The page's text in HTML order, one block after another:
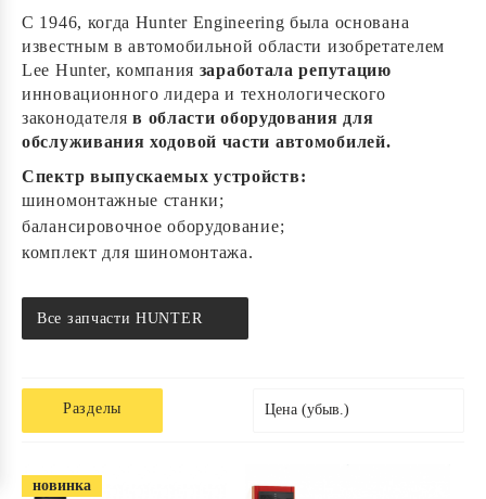
С 1946, когда Hunter Engineering была основана
известным в автомобильной области изобретателем
Lee Hunter, компания заработала репутацию
инновационного лидера и технологического
законодателяв области оборудования для
обслуживания ходовой части автомобилей.
Спектр выпускаемых устройств:
шиномонтажные станки;
балансировочное оборудование;
комплект для шиномонтажа.
Все запчасти HUNTER
Разделы Цена (убыв.)
новинка